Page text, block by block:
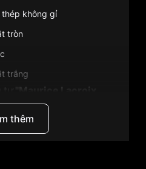
thép không gỉ
tròn
trắng
"Maurice Lacroix
thêm